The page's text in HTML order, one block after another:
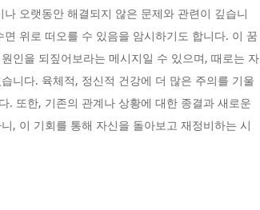
오랫동안 해결되지 않은 문제와 관련이 깊습니
위로 떠오를 수 있음을 암시하기도 합니다. 이 꿈
인을 되짚어보라는 메시지일 수 있으며, 때로는 자
니다. 육체적, 정신적 건강에 더 많은 주의를 기울
. 또한, 기존의 관계나 상황에 대한 종결과 새로운
, 이 기회를 통해 자신을 돌아보고 재정비하는 시